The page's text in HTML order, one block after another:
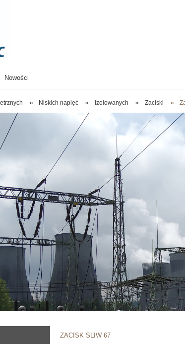
Nowości
» Niskich napięć » Izolowanych » Zaciski »
ZACISK SLIW 67